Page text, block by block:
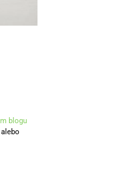
blogu
alebo